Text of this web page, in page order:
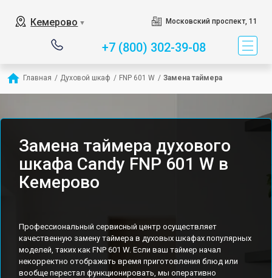
Кемерово ▼ Московский проспект, 11
+7 (800) 302-39-08
Главная / Духовой шкаф / FNP 601 W / Замена таймера
Замена таймера духового
шкафа Candy FNP 601 W в
Кемерово
Профессиональный сервисный центр осуществляет
качественную замену таймера в духовых шкафах популярных
моделей, таких как FNP 601 W. Если ваш таймер начал
некорректно отображать время приготовления блюд или
вообще перестал функционировать, мы оперативно